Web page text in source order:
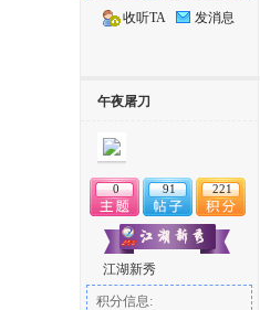
收听TA 发消息
午夜屠刀
0 91 221
江湖新秀
积分信息: